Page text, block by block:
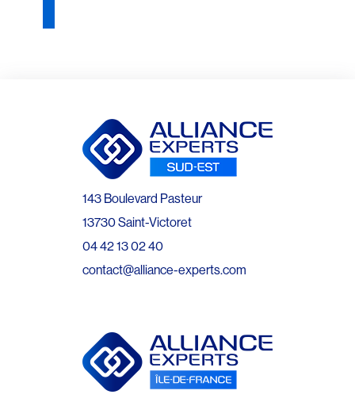
143 Boulevard Pasteur
13730 Saint-Victoret
04 42 13 02 40
contact@alliance-experts.com